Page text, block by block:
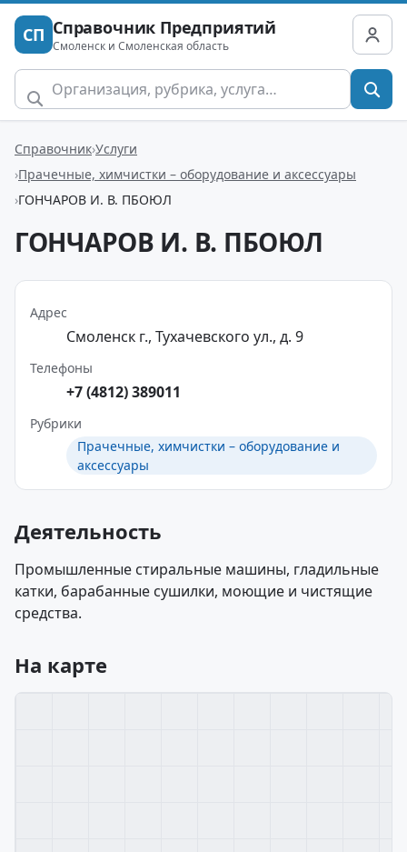
СП Справочник Предприятий
Смоленск и Смоленская область
Справочник Услуги
Прачечные, химчистки – оборудование и аксессуары
ГОНЧАРОВ И. В. ПБОЮЛ
ГОНЧАРОВ И. В. ПБОЮЛ
Адрес
Смоленск г., Тухачевского ул., д. 9
Телефоны
+7 (4812) 389011
Рубрики
Прачечные, химчистки – оборудование и
аксессуары
Деятельность
Промышленные стиральные машины, гладильные
катки, барабанные сушилки, моющие и чистящие
средства.
На карте